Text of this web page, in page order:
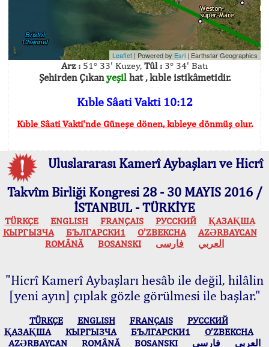
Leaflet | Powered by Esri | Earthstar Geographics
Arz : 51° 33' Kuzey, Tûl : 3° 34' Batı
Şehirden Çıkanyeşilhat , kıble istikâmetidir.
Kıble Sâati Vakti 10:12
Kıble Sâati Vakti'nde Güneşe dönen, kıbleye dönmüş olur.
Uluslararası Kamerî Aybaşları ve Hicrî
Takvîm Birliği Kongresi 28 - 30 MAYIS 2016 /
İSTANBUL - TÜRKİYE
TÜRKÇE ENGLISH FRANÇAIS РУССКИЙ
ҚАЗАҚША
КЫPГЫЗЧA
БЪЛГАРСКИ1 O’ZBEKCHA
AZӘRBAYCAN
ROMÂNĂ
BOSANSKI العربي فارسی
"Hicrî Kamerî Aybaşları hesâb ile değil, hilâlin
[yeni ayın] çıplak gözle görülmesi ile başlar."
TÜRKÇE ENGLISH FRANÇAIS
РУССКИЙ
ҚАЗАҚША
КЫPГЫЗЧA БЪЛГАРСКИ1
O’ZBEKCHA
AZӘRBAYCAN
ROMÂNĂ BOSANSKI العربي فارسی